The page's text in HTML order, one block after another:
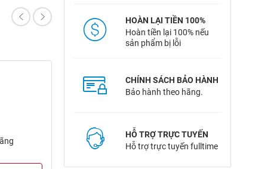
HOÀN LẠI TIỀN 100%
Hoàn tiền lại 100% nếu
sản phẩm bị lỗi
CHÍNH SÁCH BẢO HÀNH
Bảo hành theo hãng.
HỖ TRỢ TRỰC TUYẾN
Hỗ trợ trực tuyến fulltime